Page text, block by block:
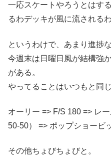
一応スケートやろうとはす
るわデッキが風に流される
というわけで、あまり進捗な
今週末は日曜日風が結構強
がある。
やってることはいつもと同
オーリー => F/S 180 => レ
50-50） => ポップショービ
その他ちょびちょびと。